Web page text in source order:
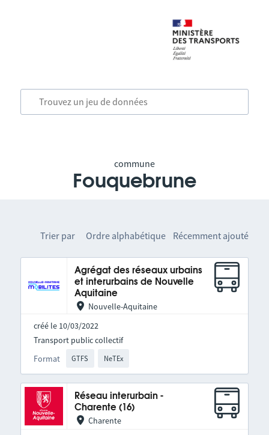
commune
Fouquebrune
Trier par Ordre alphabétique Récemment ajouté
Agrégat des réseaux urbains
et interurbains de Nouvelle
Aquitaine
Nouvelle-Aquitaine
créé le 10/03/2022
Format GTFS NeTEx
Transport public collectif
Réseau interurbain -
Charente (16)
Charente